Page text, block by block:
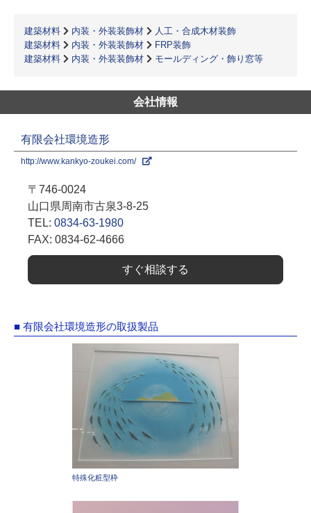
建築材料 内装・外装装飾材
人工・合成木材装飾
建築材料
内装・外装装飾材
FRP装飾
建築材料
内装・外装装飾材 モールディング・飾り窓等
会社情報
有限会社環境造形
http://www.kankyo-zoukei.com/
〒746-0024
山口県周南市古泉3-8-25
TEL: 0834-63-1980
FAX: 0834-62-4666
すぐ相談する
■ 有限会社環境造形の取扱製品
特殊化粧型枠